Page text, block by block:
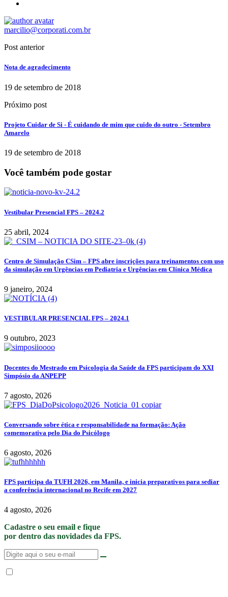
marcilio@corporati.com.br
Post anterior
Nota de agradecimento
19 de setembro de 2018
Próximo post
Projeto Cuidar de Si - É cuidando de mim que cuido do outro - Setembro
Amarelo
19 de setembro de 2018
Você também pode gostar
Vestibular Presencial FPS – 2024.2
25 abril, 2024
Centro de Simulação CSim – FPS abre inscrições para treinamentos com uso
da simulação em Urgências em Pediatria e Urgências em Clínica Médica
9 janeiro, 2024
VESTIBULAR PRESENCIAL FPS – 2024.1
9 outubro, 2023
Docentes do Mestrado em Psicologia da Saúde da FPS participam do XXI
Simpósio da ANPEPP
7 agosto, 2026
Conversando sobre ética e responsabilidade na formação: Ação
comemorativa pelo Dia do Psicólogo
6 agosto, 2026
FPS participa da TUFH 2026, em Manila, e inicia preparativos para sediar
a conferência internacional no Recife em 2027
4 agosto, 2026
Cadastre o seu email e fique
por dentro das novidades da FPS.